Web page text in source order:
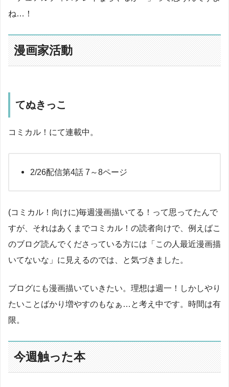
ね…！
漫画家活動
てぬきっこ
コミカル！にて連載中。
2/26配信第4話 7～8ページ
(コミカル！向けに)毎週漫画描いてる！って思ってたんで
すが、それはあくまでコミカル！の読者向けで、例えばこ
のブログ読んでくださっている方には「この人最近漫画描
いてないな」に見えるのでは、と気づきました。
ブログにも漫画描いていきたい。理想は週一！しかしやり
たいことばかり増やすのもなぁ…と考え中です。時間は有
限。
今週触った本